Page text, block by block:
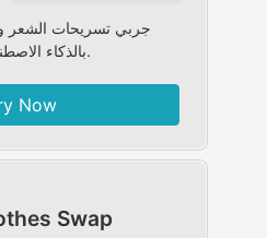
جربي تسريحات الشعر
بالذكاء الاصطناعي مع معاينات واقعية.
Now
Swap